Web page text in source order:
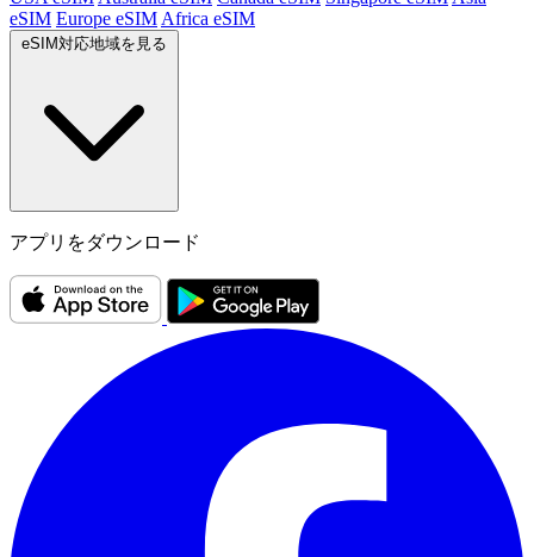
eSIM Europe eSIM Africa eSIM
eSIM対応地域を見る
アプリをダウンロード